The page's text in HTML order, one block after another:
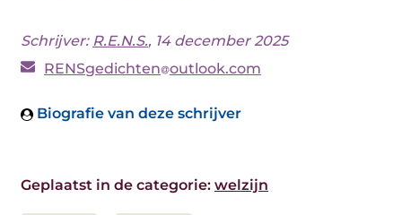
Schrijver: R.E.N.S., 14 december 2025
RENSgedichten outlook.com
Biografie van deze schrijver
Geplaatst in de categorie: welzijn